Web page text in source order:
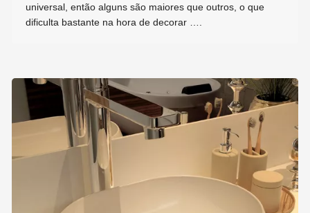
universal, então alguns são maiores que outros, o que
dificulta bastante na hora de decorar ….